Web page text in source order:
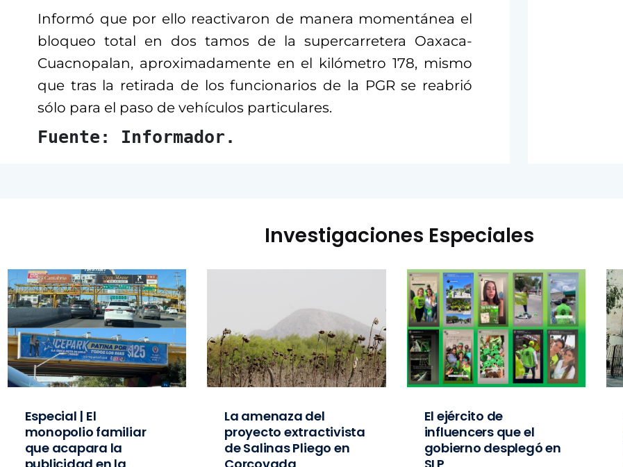
Informó que por ello reactivaron de manera momentánea el
bloqueo total en dos tamos de la supercarretera Oaxaca-
Cuacnopalan, aproximadamente en el kilómetro 178, mismo
que tras la retirada de los funcionarios de la PGR se reabrió
sólo para el paso de vehículos particulares.
Fuente: Informador.
Investigaciones Especiales
Especial | El
monopolio familiar
que acapara la
La amenaza del
proyecto extractivista
de Salinas Pliego en
El ejército de
influencers que el
gobierno desplegó en